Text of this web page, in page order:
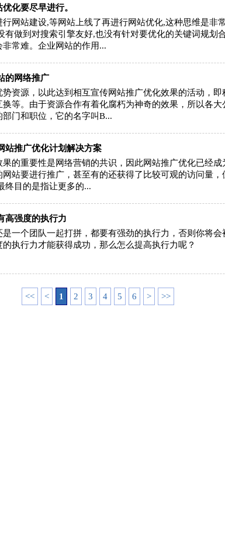
化要尽早进行。
网站建设,等网站上线了再进行网站优化,这种思维是非
有做到对搜索引擎友好,也没有针对要优化的关键词规划
常难。企业网站的作用...
的网络推广
资源，以此达到相互宣传网站推广优化效果的活动，
等。由于资源合作有着化腐朽为神奇的效果，所以各
门和职位，它的名字叫B...
站推广优化计划解决方案
的重要性是网络营销的共识，因此网站推广优化已经
站要进行推广，甚至有的还获得了比较可观的访问量
终目的是指让更多的...
高强度的执行力
一个团队一起打拼，都要有强劲的执行力，否则你将会
执行力才能获得成功，那么怎么提高执行力呢？
<< < 1 2 3 4 5 6 > >>
很好很专业的做网络店家，
知道是不 是秉承服务到底的
态度，好评
cy32008